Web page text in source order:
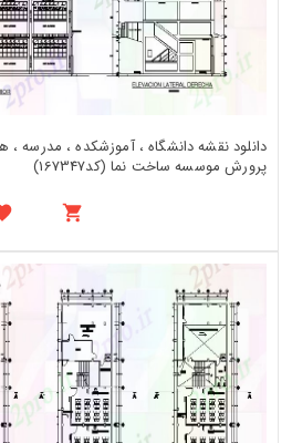
دانلود نقشه دانشگاه ، آموزشکده ، مدرسه ،
پرورش موسسه ساخت نما (کد167347)